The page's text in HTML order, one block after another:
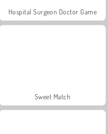
Hospital Surgeon Doctor Game
Sweet Match